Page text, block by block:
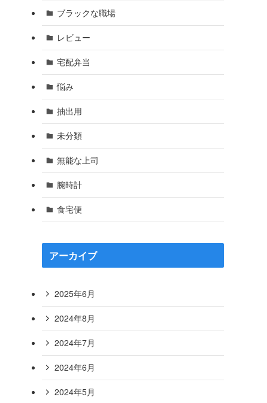
ブラックな職場
レビュー
宅配弁当
悩み
抽出用
未分類
無能な上司
腕時計
食宅便
アーカイブ
2025年6月
2024年8月
2024年7月
2024年6月
2024年5月